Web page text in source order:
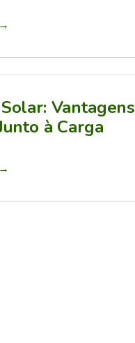
→
à Carga
→